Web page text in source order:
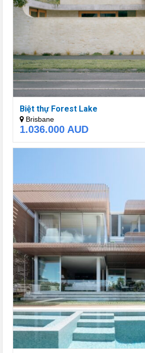
Biệt thự Forest Lake
Brisbane
1.036.000 AUD